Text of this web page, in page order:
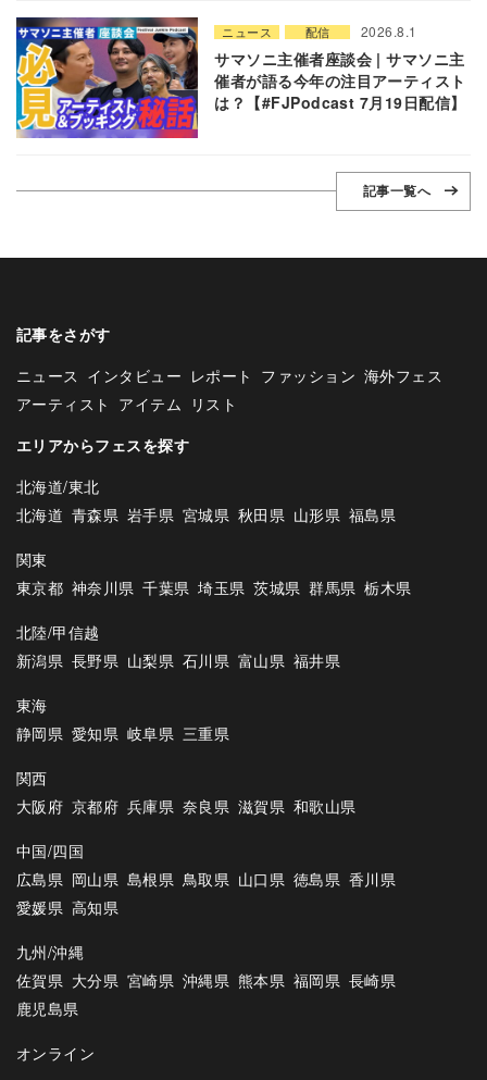
ニュース 配信 2026.8.1
サマソニ主催者座談会 | サマソニ主
催者が語る今年の注目アーティスト
は？【#FJPodcast 7月19日配信】
記事一覧へ
記事をさがす
ニュース インタビュー レポート ファッション 海外フェス
アーティスト アイテム リスト
エリアからフェスを探す
北海道/東北
北海道 青森県 岩手県 宮城県 秋田県 山形県 福島県
関東
東京都 神奈川県 千葉県 埼玉県 茨城県 群馬県 栃木県
北陸/甲信越
新潟県 長野県 山梨県 石川県 富山県 福井県
東海
静岡県 愛知県 岐阜県 三重県
関西
大阪府 京都府 兵庫県 奈良県 滋賀県 和歌山県
中国/四国
広島県 岡山県 島根県 鳥取県 山口県 徳島県 香川県
愛媛県 高知県
九州/沖縄
佐賀県 大分県 宮崎県 沖縄県 熊本県 福岡県 長崎県
鹿児島県
オンライン